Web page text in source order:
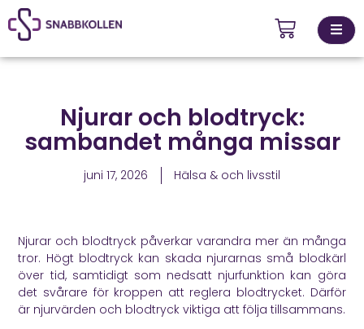
oss
Njurar och blodtryck:
sambandet många missar
juni 17, 2026 Hälsa & och livsstil
Njurar och blodtryck påverkar varandra mer än många
tror. Högt blodtryck kan skada njurarnas små blodkärl
över tid, samtidigt som nedsatt njurfunktion kan göra
det svårare för kroppen att reglera blodtrycket. Därför
är njurvärden och blodtryck viktiga att följa tillsammans.